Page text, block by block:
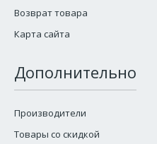
Возврат товара
Карта сайта
Дополнительно
Производители
Товары со скидкой